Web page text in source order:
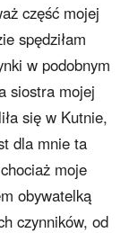
część mojej
spędziłam
w podobnym
siostra mojej
się w Kutnie,
dla mnie ta
moje
obywatelką
czynników, od